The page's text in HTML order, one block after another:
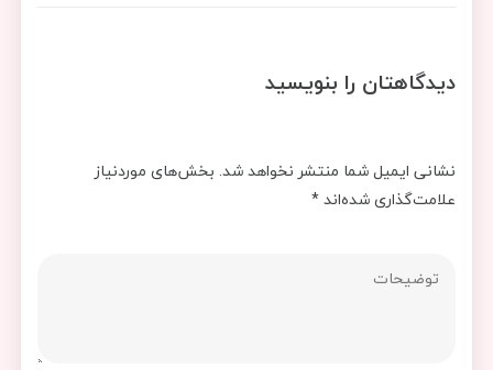
دیدگاهتان را بنویسید
نشانی ایمیل شما منتشر نخواهد شد. بخش‌های موردنیاز
علامت‌گذاری شده‌اند*